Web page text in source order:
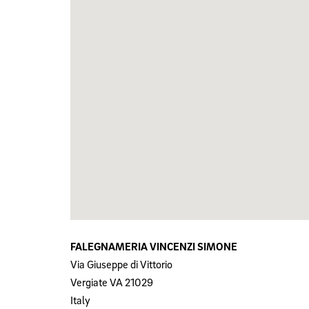
FALEGNAMERIA VINCENZI SIMONE
Via Giuseppe di Vittorio
Vergiate VA 21029
Italy